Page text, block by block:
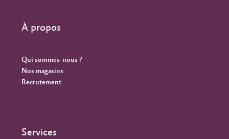
À propos
Qui sommes-nous ?
Nos magasins
Recrutement
Services